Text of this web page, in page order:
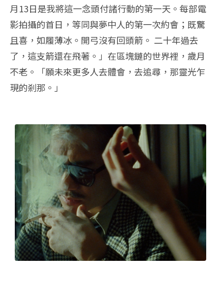
月13日是我將這一念頭付諸行動的第一天。每部電
影拍攝的首日，等同與夢中人的第一次約會；既驚
且喜，如履薄冰。開弓沒有回頭箭。 二十年過去
了，這支箭還在飛著。」在區塊鏈的世界裡，歲月
不老。「願未來更多人去體會，去追尋，那靈光乍
現的剎那。」